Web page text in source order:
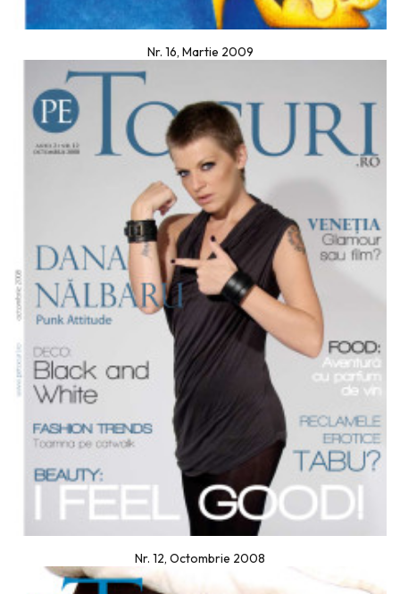
Nr. 16, Martie 2009
Nr. 12, Octombrie 2008